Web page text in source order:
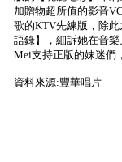
加贈物超所值的影音
歌的KTV先練版，除
語錄】，細訴她在音
Mei支持正版的妹迷們
資料來源:豐華唱片